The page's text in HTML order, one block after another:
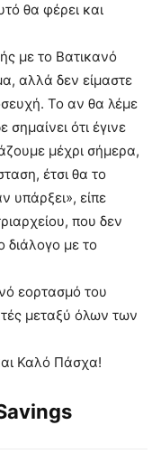
θα φέρει και
με το Βατικανό
αλλά δεν είμαστε
Το αν θα λέμε
ότι έγινε
μέχρι σήμερα,
έτσι θα το
υπάρξει», είπε
που δεν
διάλογο με το
εορτασμό του
μεταξύ όλων των
Καλό Πάσχα!